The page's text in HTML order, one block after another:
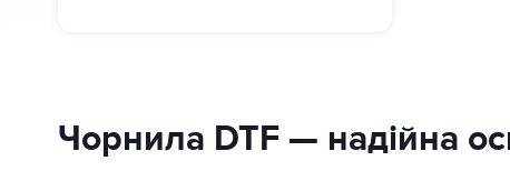
Чорнила DTF — надійна